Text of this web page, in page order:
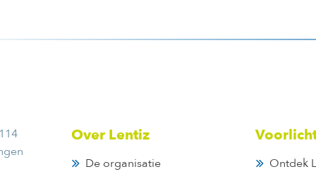
Over Lentiz
De organisatie
Ontdek